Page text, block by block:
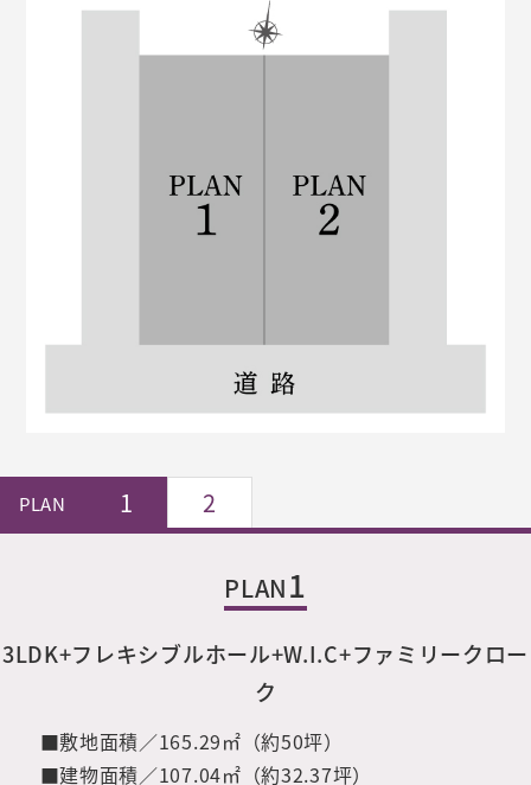
PLAN 1 2
PLAN1
3LDK+フレキシブルホール+W.I.C+ファミリークロー
ク
■敷地面積／165.29㎡（約50坪）
■建物面積／107.04㎡（約32.37坪）